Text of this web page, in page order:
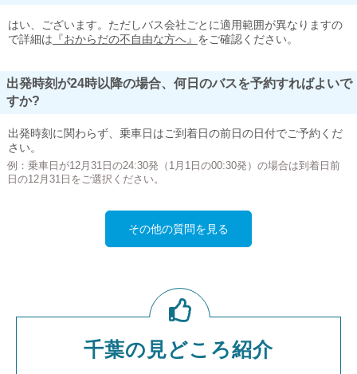
はい、ございます。ただしバス会社ごとに適用範囲が異なりますの
で詳細は 『おからだの不自由な方へ』 をご確認ください。
出発時刻が24時以降の場合、何日のバスを予約すればよいで
すか?
出発時刻に関わらず、乗車日はご到着日の前日の日付でご予約くだ
さい。
例：乗車日が12月31日の24:30発（1月1日の00:30発）の場合は到着日前
日の12月31日をご選択ください。
その他の質問を見る
千葉の見どころ紹介